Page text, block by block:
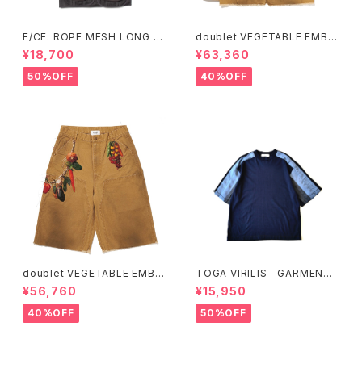
F/CE. ROPE MESH LONG V
EST (Ecru、Charcoal)
¥18,700
50%OFF
doublet VEGETABLE EMBR
OIDERY WORK JACKET
¥63,360
40%OFF
doublet VEGETABLE EMBR
OIDERY CUT-OFF PANTS
¥56,760
40%OFF
TOGA VIRILIS GARMENT
DYE T-SHIRT (Green、Nav
y)
¥15,950
50%OFF